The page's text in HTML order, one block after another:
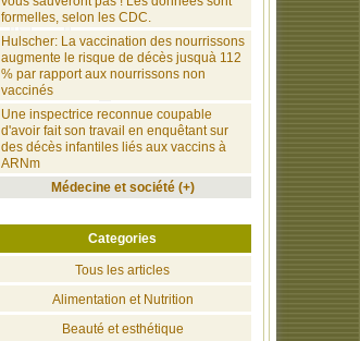
formelles, selon les CDC.
Hulscher: La vaccination des nourrissons
augmente le risque de décès jusquà 112
% par rapport aux nourrissons non
vaccinés
Une inspectrice reconnue coupable
d'avoir fait son travail en enquêtant sur
des décès infantiles liés aux vaccins à
ARNm
Médecine et société (+)
Categories
Tous les articles
Alimentation et Nutrition
Beauté et esthétique